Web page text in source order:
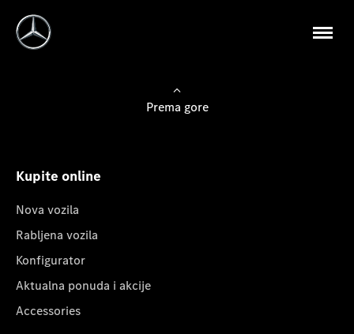
Prema gore
Kupite online
Nova vozila
Rabljena vozila
Konfigurator
Aktualna ponuda i akcije
Accessories